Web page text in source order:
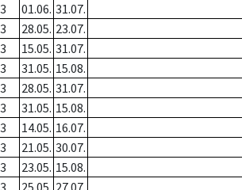
3 01.06. 31.07.
3 28.05. 23.07.
3 15.05. 31.07.
3 31.05. 15.08.
3 28.05. 31.07.
3 31.05. 15.08.
3 14.05. 16.07.
3 21.05. 30.07.
3 23.05. 15.08.